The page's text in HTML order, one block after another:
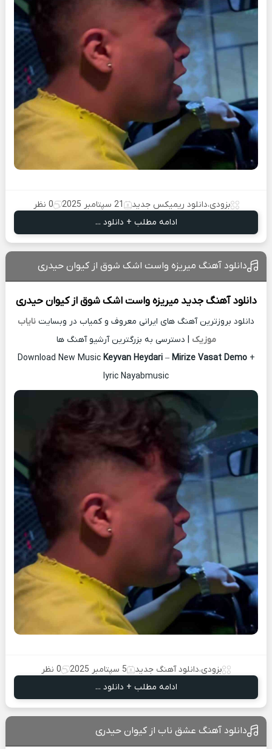
بزودی،دانلود ریمیکس جدید 21 سپتامبر 2025
0 نظر
ادامه مطلب + دانلود ...
دانلود آهنگ میریزه واست اشک شوق از کیوان حیدری
دانلود آهنگ جدید میریزه واست اشک شوق ازکیوان حیدری
دانلود بروزترین آهنگ های ایرانی معروف و کمیاب در وبسایت نایاب
موزیک | دسترسی به بزرگترین آرشیو آهنگ ها
Download New Music Keyvan Heydari– Mirize Vasat Demo+
lyric Nayabmusic
بزودی،دانلود آهنگ جدید 5 سپتامبر 2025
0 نظر
ادامه مطلب + دانلود ...
دانلود آهنگ عشق ناب از کیوان حیدری